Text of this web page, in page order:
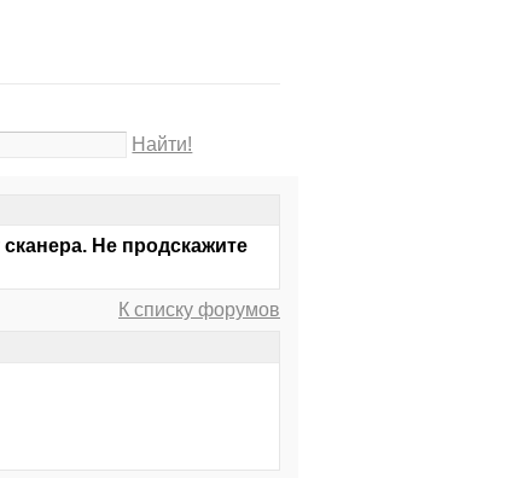
Найти!
Не продскажите
К списку форумов